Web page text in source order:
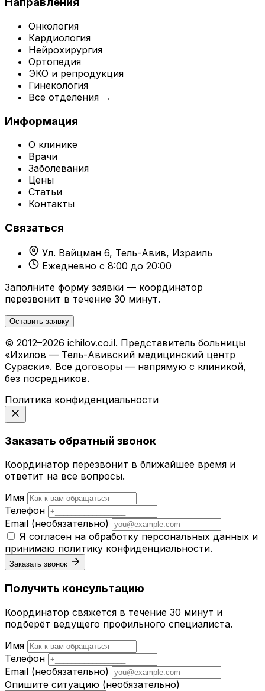
Онкология
Кардиология
Нейрохирургия
Ортопедия
ЭКО и репродукция
Гинекология
Все отделения →
Информация
О клинике
Врачи
Заболевания
Цены
Статьи
Контакты
Связаться
Ул. Вайцман 6, Тель-Авив, Израиль
Ежедневно с 8:00 до 20:00
Заполните форму заявки — координатор
перезвонит в течение 30 минут.
Оставить заявку
© 2012–2026 ichilov.co.il. Представитель больницы
«Ихилов — Тель-Авивский медицинский центр
Сураски». Все договоры — напрямую с клиникой,
без посредников.
Политика конфиденциальности
Заказать обратный звонок
Координатор перезвонит в ближайшее время и
ответит на все вопросы.
Имя
Телефон
Email (необязательно)
Я согласен на обработку персональных данных и
принимаю политику конфиденциальности.
Заказать звонок
Получить консультацию
Координатор свяжется в течение 30 минут и
подберёт ведущего профильного специалиста.
Имя
Телефон
Email (необязательно)
Опишите ситуацию (необязательно)